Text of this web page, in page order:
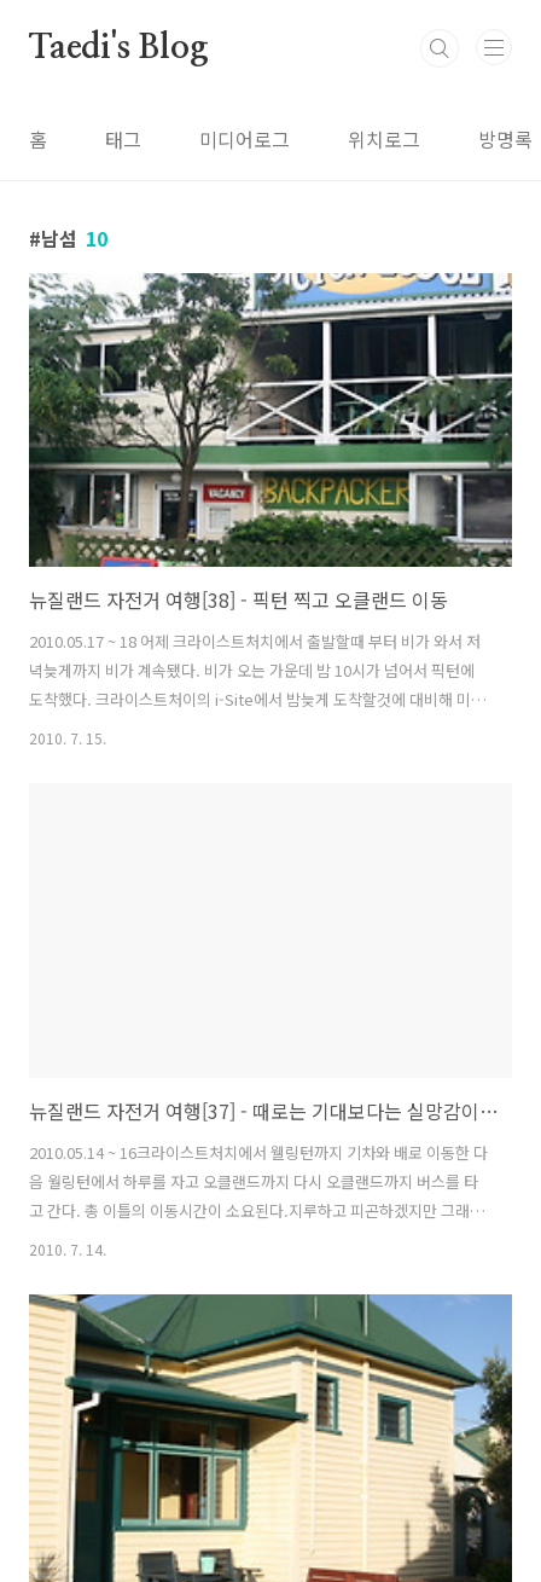
Taedi's Blog
홈 태그 미디어로그 위치로그 방명록
남섬 10
뉴질랜드 자전거 여행[38] - 픽턴 찍고 오클랜드 이동
2010.05.17 ~ 18 어제 크라이스트처치에서 출발할때 부터 비가 와서 저
녁늦게까지 비가 계속됐다. 비가 오는 가운데 밤 10시가 넘어서 픽턴에
도착했다. 크라이스트처이의 i-Site에서 밤늦게 도착할것에 대비해 미리
백패커를 예약해 두었다. 한 달전 남섬에 도착했을때는 픽턴을 건너뛰고
2010. 7. 15.
뉴질랜드 자전거 여행[37] - 때로는 기대보다는 실망감이 더 클때도 있다.
2010.05.14 ~ 16크라이스트처치에서 웰링턴까지 기차와 배로 이동한 다
음 월링턴에서 하루를 자고 오클랜드까지 다시 오클랜드까지 버스를 타
고 간다. 총 이틀의 이동시간이 소요된다.지루하고 피곤하겠지만 그래도
재미있을 것 같다.크라이스트처치에서 오클래드까지 비행기를 타고 가
으점들이 있음에도 육로로 이동하려는 이유는비행기에 자전거를 실어야
하는데 포장과 운반문제가 걸렸고, 또 느릿느릿 가는것도좋다고 생각하
여 결정을 하게 됐다.빈둥빈둥....어제 퀸스타운에서 만났던 베트남친구
에 이어 오늘은 일본인친구 아사미를 벤치에 앉아있다가대광장에서 걸
어가는 것을 보고 먼저가서 아는체를 했다.아사미는 내일 블랜하임에 있
는 농장에 간다고 했다.
2010. 7. 14.